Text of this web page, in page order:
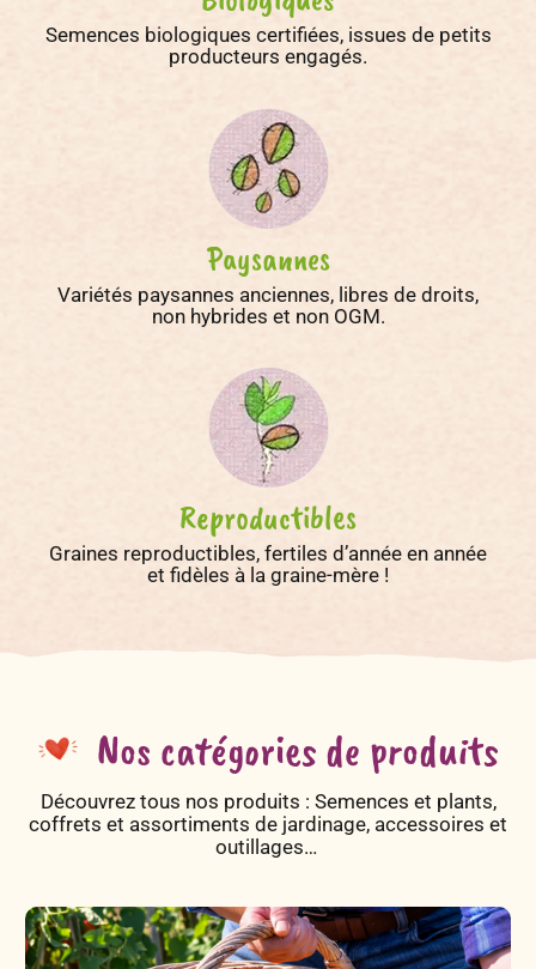
Semences biologiques certifiées, issues de petits
producteurs engagés.
Paysannes
Variétés paysannes anciennes, libres de droits,
non hybrides et non OGM.
Reproductibles
Graines reproductibles, fertiles d’année en année
et fidèles à la graine-mère !
Nos catégories de produits
Découvrez tous nos produits : Semences et plants,
coffrets et assortiments de jardinage, accessoires et
outillages…